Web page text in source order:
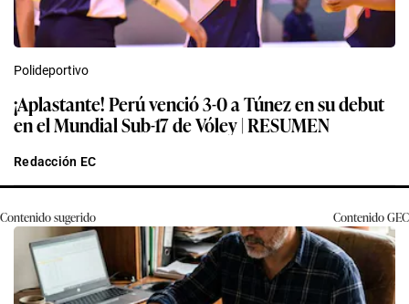
Polideportivo
¡Aplastante! Perú venció 3-0 a Túnez en su debut
en el Mundial Sub-17 de Vóley | RESUMEN
Redacción EC
Contenido sugerido ContenidoGEC